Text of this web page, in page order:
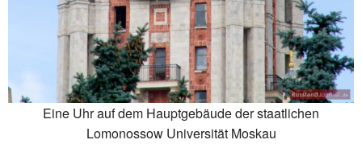
Eine Uhr auf dem Hauptgebäude der staatlichen
Lomonossow Universität Moskau